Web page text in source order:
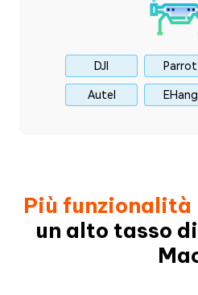
DJI Parrot
Autel EHang
Più funzionalità
un alto tasso